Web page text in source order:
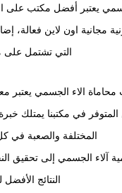
يعتبر أفضل مكتب على
مجانية اون لاين فعالة،
التي تشتمل على
الاء الجسمي يعتبر
في مكتبنا يمتلك
المختلفة والصعبة في
آلاء الجسمي إلى تحقيق
النتائج الأفضل